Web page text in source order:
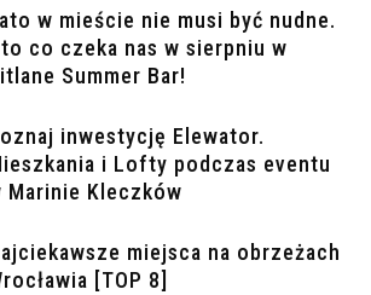
w mieście nie musi być nudne.
co czeka nas w sierpniu w
Summer Bar!
inwestycję Elewator.
i Lofty podczas eventu
Marinie Kleczków
miejsca na obrzeżach
[TOP 8]